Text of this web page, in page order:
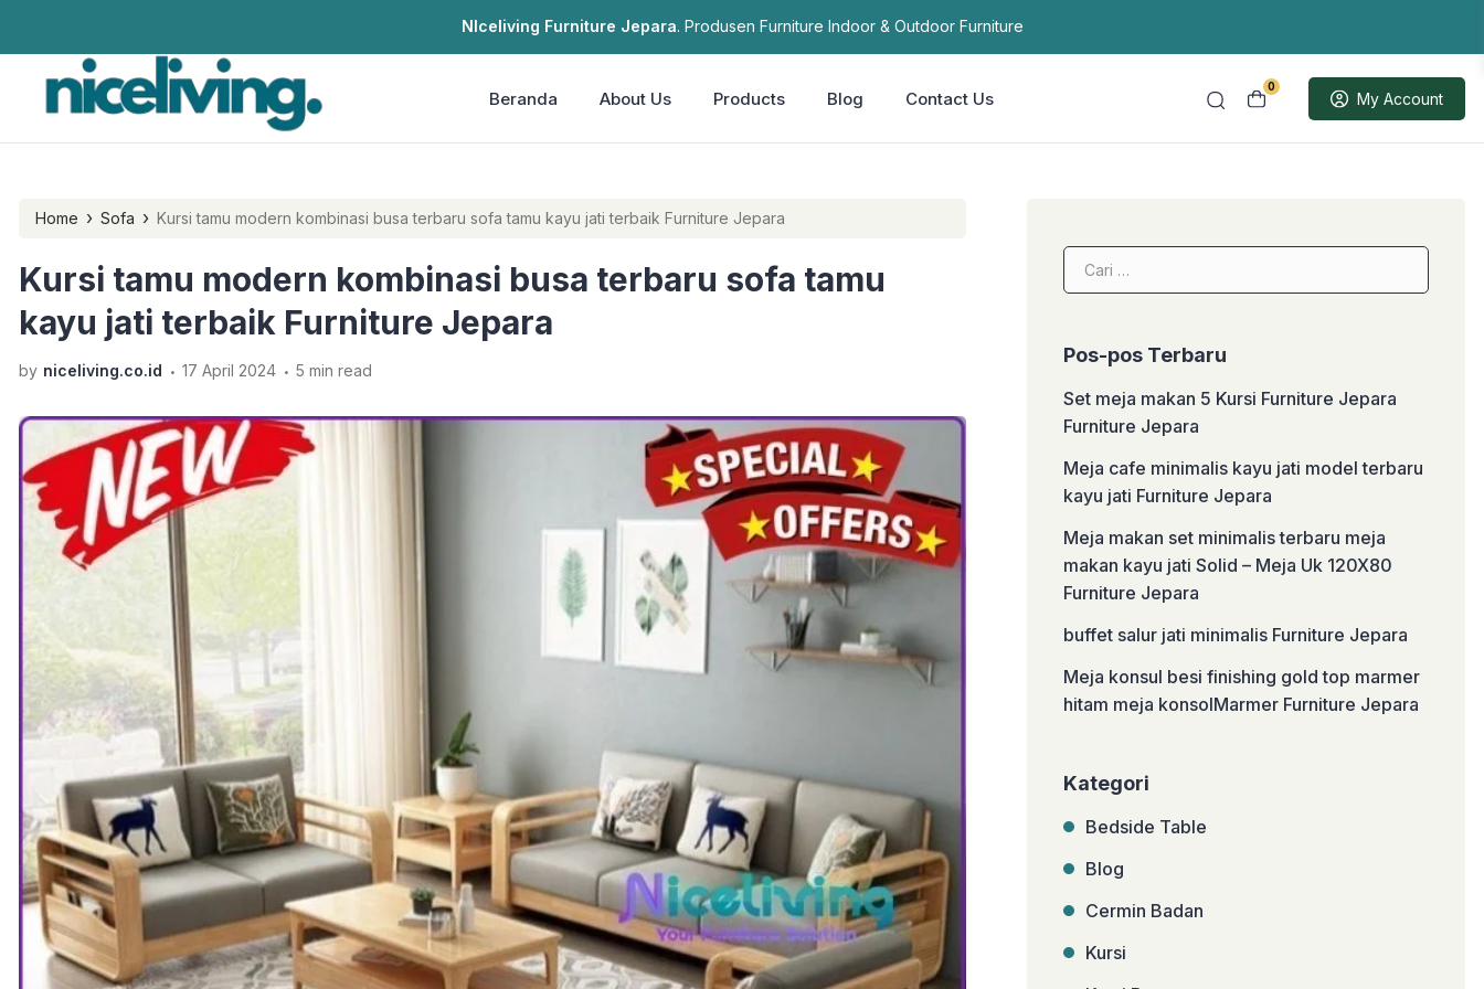
NIceliving Furniture Jepara. Produsen Furniture Indoor & Outdoor Furniture
0
My Account
Beranda About Us Products Blog Contact Us
Home › Sofa › Kursi tamu modern kombinasi busa terbaru sofa tamu kayu jati terbaik Furniture Jepara
Kursi tamu modern kombinasi busa terbaru sofa tamu
kayu jati terbaik Furniture Jepara
by niceliving.co.id . 17 April 2024 . 5 min read
Cari
untuk:
Pos-pos Terbaru
Set meja makan 5 Kursi Furniture Jepara
Furniture Jepara
Meja cafe minimalis kayu jati model terbaru
kayu jati Furniture Jepara
Meja makan set minimalis terbaru meja
makan kayu jati Solid – Meja Uk 120X80
Furniture Jepara
buffet salur jati minimalis Furniture Jepara
Meja konsul besi finishing gold top marmer
hitam meja konsolMarmer Furniture Jepara
Kategori
Bedside Table
Blog
Cermin Badan
Kursi